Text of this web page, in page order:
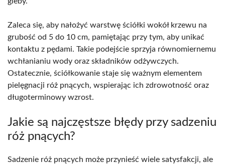
Zaleca się, aby nałożyć warstwę ściółki wokół krzewu na
grubość od 5 do 10 cm, pamiętając przy tym, aby unikać
kontaktu z pędami. Takie podejście sprzyja równomiernemu
wchłanianiu wody oraz składników odżywczych.
Ostatecznie, ściółkowanie staje się ważnym elementem
pielęgnacji róż pnących, wspierając ich zdrowotność oraz
długoterminowy wzrost.
Jakie są najczęstsze błędy przy sadzeniu
róż pnących?
Sadzenie róż pnących może przynieść wiele satysfakcji, ale